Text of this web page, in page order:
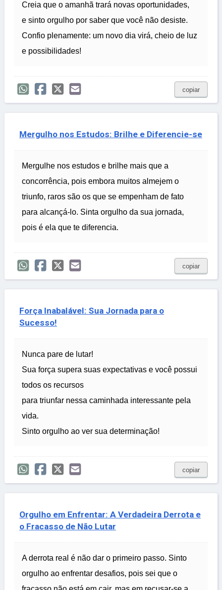
Creia que o amanhã trará novas oportunidades,
e sinto orgulho por saber que você não desiste.
Confio plenamente: um novo dia virá, cheio de luz
e possibilidades!
copiar
Mergulho nos Estudos: Brilhe e Diferencie-se
Mergulhe nos estudos e brilhe mais que a
concorrência, pois embora muitos almejem o
triunfo, raros são os que se empenham de fato
para alcançá-lo. Sinta orgulho da sua jornada,
pois é ela que te diferencia.
copiar
Força Inabalável: Sua Jornada para o
Sucesso!
Nunca pare de lutar!
Sua força supera suas expectativas e você possui
todos os recursos
para triunfar nessa caminhada interessante pela
vida.
Sinto orgulho ao ver sua determinação!
copiar
Orgulho em Enfrentar: A Verdadeira Derrota e
o Fracasso de Não Lutar
A derrota real é não dar o primeiro passo. Sinto
orgulho ao enfrentar desafios, pois sei que o